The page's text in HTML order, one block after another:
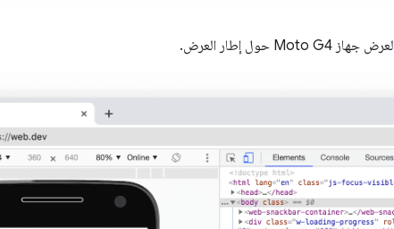
لعرض جهاز Moto G4 حول إطار العرض.